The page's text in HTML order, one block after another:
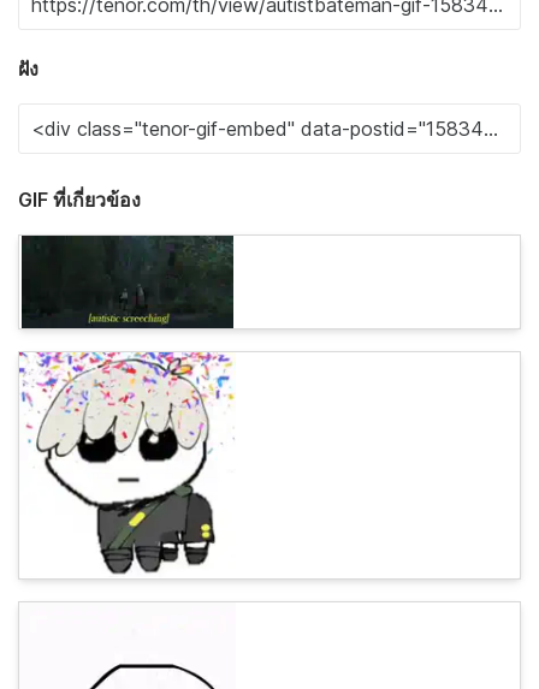
ฝัง
GIF ที่เกี่ยวข้อง